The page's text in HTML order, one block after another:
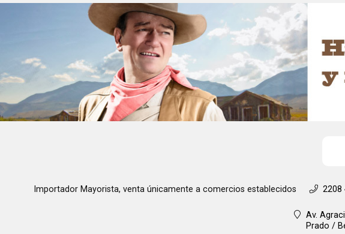
Importador Mayorista, venta únicamente a comercios establecidos 2208
Av.
Prado /